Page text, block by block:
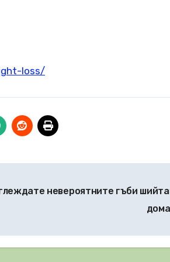
loss/
невероятните гъби